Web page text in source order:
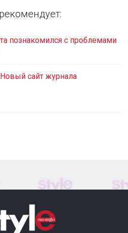
рекомендует:
познакомился с проблемами
Новый сайт журнала